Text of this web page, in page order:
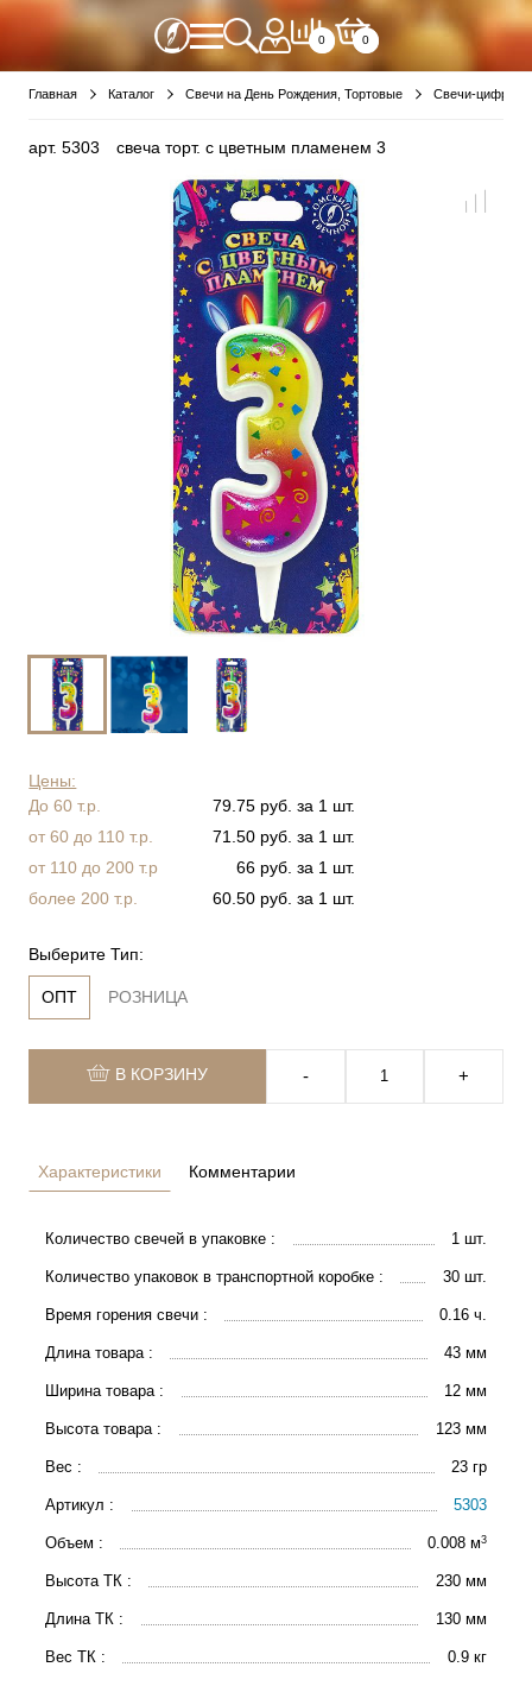
0 0
Главная Каталог Свечи на День Рождения, Тортовые Свечи-цифры
арт.5303 свеча торт. с цветным пламенем 3
Цены:
До 60 т.р.
79.75 руб. за 1 шт.
от 60 до 110 т.р.
71.50 руб. за 1 шт.
от 110 до 200 т.р
66 руб. за 1 шт.
более 200 т.р.
60.50 руб. за 1 шт.
Выберите Тип:
ОПТ РОЗНИЦА
В КОРЗИНУ ‐ +
Характеристики
Количество свечей в упаковке : 1 шт.
Количество упаковок в транспортной коробке : 30 шт.
Время горения свечи : 0.16 ч.
Длина товара : 43 мм
Ширина товара : 12 мм
Высота товара : 123 мм
Вес : 23 гр
Артикул : 5303
Объем : 0.008 м3
Высота ТК : 230 мм
Длина ТК : 130 мм
Вес ТК : 0.9 кг
Комментарии